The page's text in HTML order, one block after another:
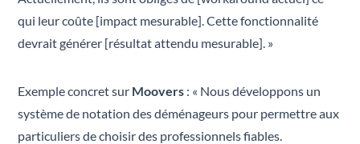
qui leur coûte [impact mesurable]. Cette fonctionnalité
devrait générer [résultat attendu mesurable]. »
Exemple concret sur Moovers : « Nous développons un
système de notation des déménageurs pour permettre aux
particuliers de choisir des professionnels fiables.